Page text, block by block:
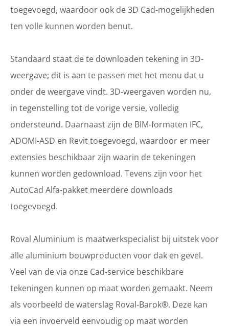
toegevoegd, waardoor ook de 3D Cad-mogelijkheden
ten volle kunnen worden benut.
Standaard staat de te downloaden tekening in 3D-
weergave; dit is aan te passen met het menu dat u
onder de weergave vindt. 3D-weergaven worden nu,
in tegenstelling tot de vorige versie, volledig
ondersteund. Daarnaast zijn de BIM-formaten IFC,
ADOMI-ASD en Revit toegevoegd, waardoor er meer
extensies beschikbaar zijn waarin de tekeningen
kunnen worden gedownload. Tevens zijn voor het
AutoCad Alfa-pakket meerdere downloads
toegevoegd.
Roval Aluminium is maatwerkspecialist bij uitstek voor
alle aluminium bouwproducten voor dak en gevel.
Veel van de via onze Cad-service beschikbare
tekeningen kunnen op maat worden gemaakt. Neem
als voorbeeld de waterslag Roval-Barok®. Deze kan
via een invoerveld eenvoudig op maat worden